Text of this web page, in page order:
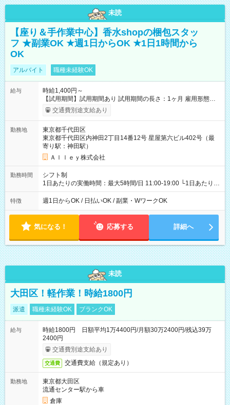
未読
【座り＆手作業中心】香水shopの梱包スタッ
フ ★副業OK ★週1日からOK ★1日1時間から
OK
アルバイト 職種未経験OK
給与
時給1,400円～
【試用期間】試用期間あり 試用期間の長さ：1ヶ月 雇用形態、
給与は本採用時と同じです。
交通費別途支給あり
勤務地
東京都千代田区
東京都千代田区内神田2丁目14番12号 星屋第六ビル402号（最
寄り駅：神田駅）
Ａｌｌｅｙ株式会社
勤務時間
シフト制
1日あたりの実働時間：最大5時間/日 11:00-19:00 └1日あたりの
実働時間：1-5時間 └上記の時間帯内であれば、いつでも勤務可
能！ └平日・土曜日の中で、お好きな曜日でご勤務いただけま
18:00 などのように、自由な働き方が可能なお仕事です！
特徴 週1日からOK / 日払いOK / 副業・WワークOK
気になる！ 応募する 詳細へ
未読
大田区！軽作業！時給1800円
派遣 職種未経験OK ブランクOK
給与
時給1800円 日額平均1万4400円/月額30万2400円/残込39万
2400円
交通費別途支給あり
交通費 交通費支給（規定あり）
勤務地
東京都大田区
流通センター駅から車
倉庫